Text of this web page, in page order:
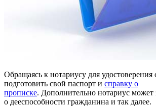
Обращаясь к нотариусу для удостоверения
подготовить свой паспорт и справку о
прописке. Дополнительно нотариус может
о дееспособности гражданина и так далее.